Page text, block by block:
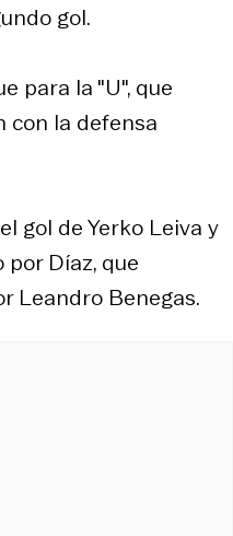
gol.
para la "U", que
con la defensa
gol de Yerko Leiva y
Díaz, que
Leandro Benegas.